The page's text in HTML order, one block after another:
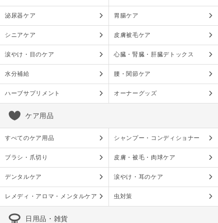
泌尿器ケア 胃腸ケア
シニアケア 皮膚被毛ケア
涙やけ・目のケア 心臓・腎臓・肝臓デトックス
水分補給 腰・関節ケア
ハーブサプリメント オーナーグッズ
ケア用品
すべてのケア用品 シャンプー・コンディショナー
ブラシ・爪切り 皮膚・被毛・肉球ケア
デンタルケア 涙やけ・耳のケア
レメディ・アロマ・メンタルケア 虫対策
日用品・雑貨